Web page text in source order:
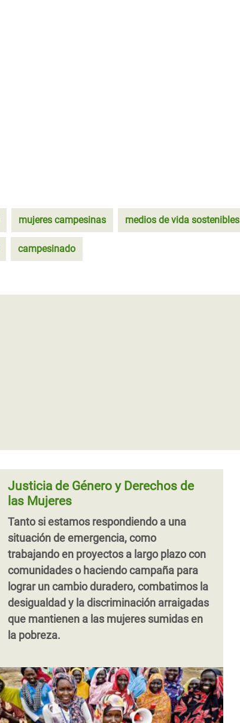
mujeres campesinas medios de vida sostenibles
campesinado
Justicia de Género y Derechos de
las Mujeres
Tanto si estamos respondiendo a una
situación de emergencia, como
trabajando en proyectos a largo plazo con
comunidades o haciendo campaña para
lograr un cambio duradero, combatimos la
desigualdad y la discriminación arraigadas
que mantienen a las mujeres sumidas en
la pobreza.